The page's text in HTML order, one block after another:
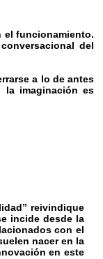
el funcionamiento.
del
a lo de antes
la imaginación es
reivindique
incide desde la
con el
nacer en la
en este